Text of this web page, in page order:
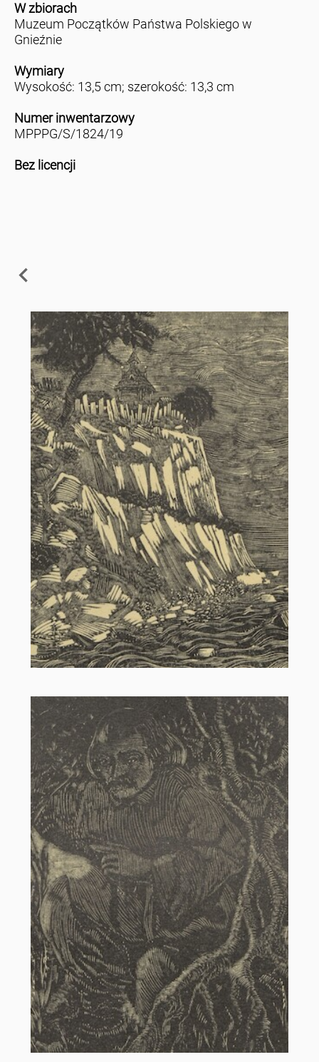
W zbiorach
Muzeum Początków Państwa Polskiego w
Gnieźnie
Wymiary
Wysokość: 13,5 cm; szerokość: 13,3 cm
Numer inwentarzowy
MPPPG/S/1824/19
Bez licencji